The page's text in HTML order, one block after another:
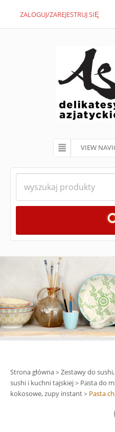
VIEW
ZALOGUJ/ZAREJESTRUJ SIĘ
Strona główna> Zestawy do
sushi i kuchni tajskiej> Pasta do
kokosowe, zupy instant> Pasta